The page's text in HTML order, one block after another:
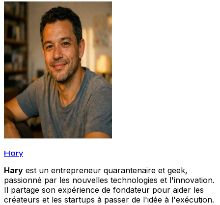
Hary
Hary est un entrepreneur quarantenaire et geek,
passionné par les nouvelles technologies et l'innovation.
Il partage son expérience de fondateur pour aider les
créateurs et les startups à passer de l'idée à l'exécution.